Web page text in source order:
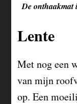
De onthaakmat
Lente
Met nog een
van mijn
op. Een